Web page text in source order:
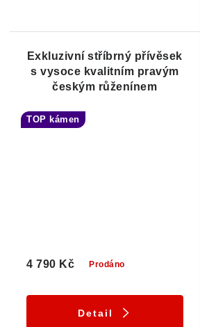
Exkluzivní stříbrný přívěsek
s vysoce kvalitním pravým
českým růženínem
TOP kámen
Prodáno
4 790 Kč
Detail